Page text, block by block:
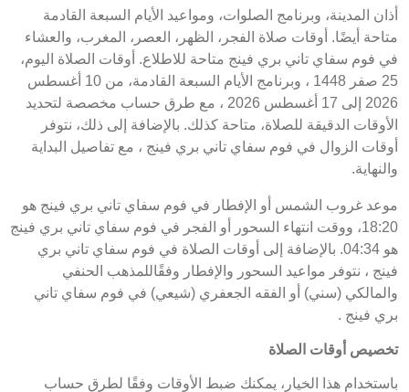
أذان المدينة، وبرنامج الصلوات، ومواعيد الأيام السبعة القادمة
متاحة أيضًا. أوقات صلاة الفجر، الظهر، العصر، المغرب، والعشاء
في فوم سفاي تاني بري فينج متاحة للاطلاع. أوقات الصلاة اليوم،
25 صفر 1448 ، وبرنامج الأيام السبعة القادمة، من 10 أغسطس
2026 إلى 17 أغسطس 2026 ، مع طرق حساب مخصصة لتحديد
الأوقات الدقيقة للصلاة، متاحة كذلك. بالإضافة إلى ذلك، نتوفر
أوقات الزوال في فوم سفاي تاني بري فينج ، مع تفاصيل البداية
والنهاية.
موعد غروب الشمس أو الإفطار في فوم سفاي تاني بري فينج هو
18:20، ووقت انتهاء السحور أو الفجر في فوم سفاي تاني بري فينج
هو 04:34. بالإضافة إلى أوقات الصلاة في فوم سفاي تاني بري
فينج ، نتوفر مواعيد السحور والإفطار وفقًاللمذهب الحنفي
والمالكي (سني) أو الفقه الجعفري (شيعي) في فوم سفاي تاني
بري فينج .
تخصيص أوقات الصلاة
باستخدام هذا الخيار، يمكنك ضبط الأوقات وفقًا لطرق حساب